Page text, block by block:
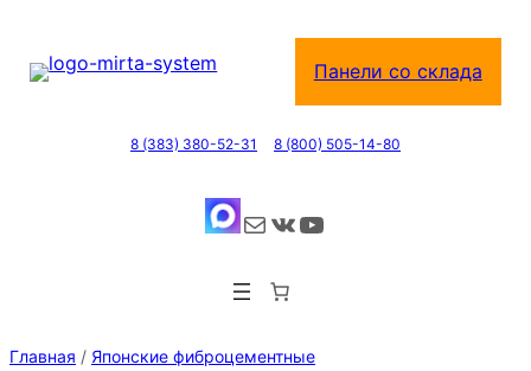
содержимому
Панели со склада
8 (383) 380-52-31 8 (800) 505-14-80
Почта ВКонтакте YouTube
Главная / Японские фиброцементные